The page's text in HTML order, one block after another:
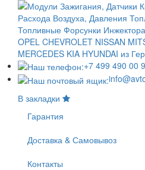
+7 499 490 00
В закладки
Гарантия
Доставка & Самовывоз
Контакты